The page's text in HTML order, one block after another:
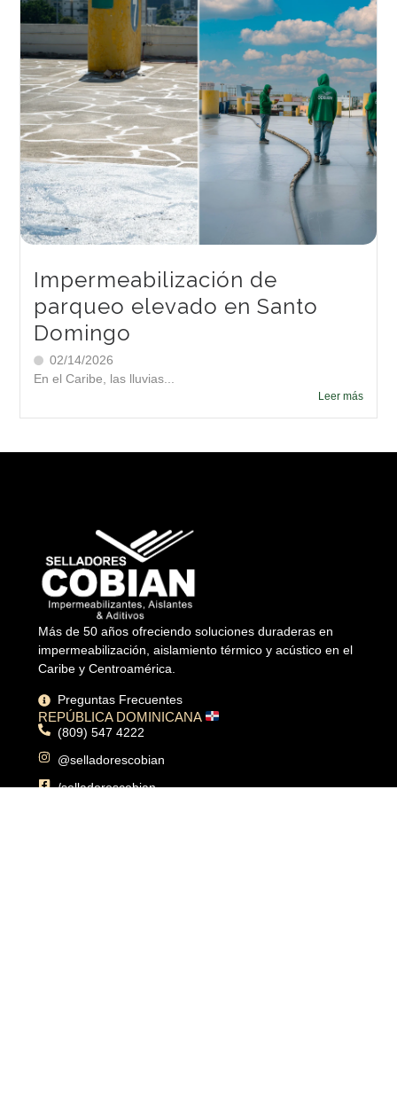
Impermeabilización de
parqueo elevado en Santo
Domingo
02/14/2026
En el Caribe, las lluvias...
Leer más
Más de 50 años ofreciendo soluciones duraderas en
impermeabilización, aislamiento térmico y acústico en el
Caribe y Centroamérica.
Preguntas Frecuentes
REPÚBLICA DOMINICANA
(809) 547 4222
@selladorescobian
/selladorescobian